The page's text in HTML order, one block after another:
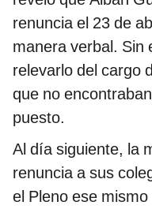
renuncia el 23 de
manera verbal. Sin
relevarlo del cargo
que no
puesto.
Al día siguiente, la
renuncia a sus
el Pleno ese